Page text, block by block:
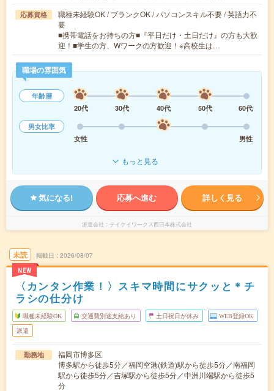
応募資格
職種未経験OK / ブランクOK / パソコンスキル不要 / 英語力不
要
■携帯電話をお持ちの方■『平日だけ・土日だけ』の方も大歓
迎！■学生の方、Wワークの方歓迎！※高校生は…
職場の雰囲気
年齢層
20代
30代 40代 50代
60代
男女比率
女性
男性
もっと見る
気になる! 応募へ進む 詳しく見る
派遣会社 テイケイワークス西日本株式会社
未読
NEW
掲載日 2026/08/07
〈カンタン作業！〉スキマ時間にサクッと＊チ
ラシの仕分け
職種未経験OK 交通費別途支給あり 土日祝日が休み WEB登録OK
派遣
勤務地
福岡市博多区
博多駅から徒歩5分／福岡空港(鉄道)駅から徒歩5分／南福岡
駅から徒歩5分／吉塚駅から徒歩5分／中洲川端駅から徒歩5
分